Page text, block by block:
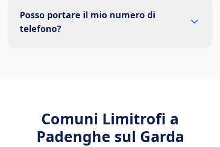
Posso portare il mio numero di
telefono?
Comuni Limitrofi a
Padenghe sul Garda